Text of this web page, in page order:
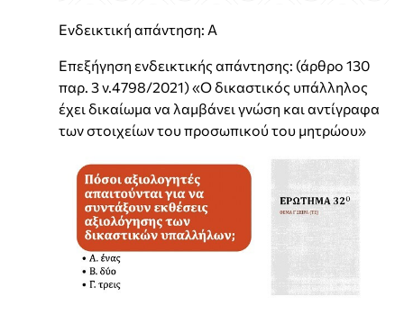
Ενδεικτική απάντηση: Α
Επεξήγηση ενδεικτικής απάντησης: (άρθρο 130
παρ. 3 ν.4798/2021) «Ο δικαστικός υπάλληλος
έχει δικαίωμα να λαμβάνει γνώση και αντίγραφα
των στοιχείων του προσωπικού του μητρώου»